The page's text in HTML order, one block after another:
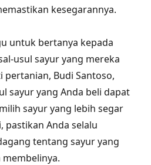
kesegarannya.
untuk bertanya kepada
usul sayur yang mereka
Budi Santoso,
sayur yang Anda beli dapat
sayur yang lebih segar
pastikan Anda selalu
tentang sayur yang